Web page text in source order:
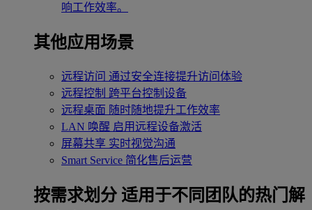
响工作效率。
其他应用场景
远程访问 通过安全连接提升访问体验
远程控制 跨平台控制设备
远程桌面 随时随地提升工作效率
LAN 唤醒 启用远程设备激活
屏幕共享 实时视觉沟通
Smart Service 简化售后运营
按需求划分 适用于不同团队的热门解